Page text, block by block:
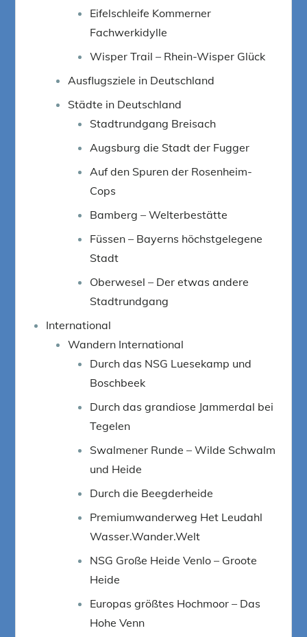
Eifelschleife Kommerner
Fachwerkidylle
Wisper Trail – Rhein-Wisper Glück
Ausflugsziele in Deutschland
Städte in Deutschland
Stadtrundgang Breisach
Augsburg die Stadt der Fugger
Auf den Spuren der Rosenheim-
Cops
Bamberg – Welterbestätte
Füssen – Bayerns höchstgelegene
Stadt
Oberwesel – Der etwas andere
Stadtrundgang
International
Wandern International
Durch das NSG Luesekamp und
Boschbeek
Durch das grandiose Jammerdal bei
Tegelen
Swalmener Runde – Wilde Schwalm
und Heide
Durch die Beegderheide
Premiumwanderweg Het Leudahl
Wasser.Wander.Welt
NSG Große Heide Venlo – Groote
Heide
Europas größtes Hochmoor – Das
Hohe Venn